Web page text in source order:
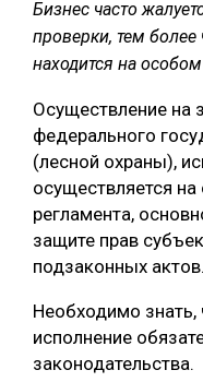
ЦБП
КОМПЛЕКСНАЯ
ЛЕСОПИЛЕНИЕ
ДЕРЕВЯННОЕ
БЕЗОПАСНОЕ
СОРТИРОВКА
СУШКА ДРЕВЕСИНЫ
МЕБЕЛЬНОЕ
Бизнес часто
проверки, тем более
находится на
Осуществление на
федерального
(лесной охраны),
осуществляется
регламента,
защите прав
подзаконных актов.
Необходимо знать,
исполнение
законодательства.